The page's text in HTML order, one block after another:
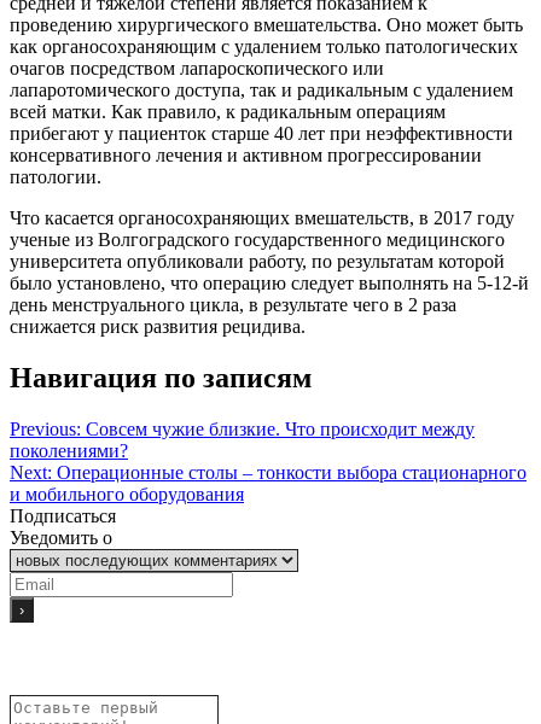
проведению хирургического вмешательства. Оно может быть
как органосохраняющим с удалением только патологических
очагов посредством лапароскопического или
лапаротомического доступа, так и радикальным с удалением
всей матки. Как правило, к радикальным операциям
прибегают у пациенток старше 40 лет при неэффективности
консервативного лечения и активном прогрессировании
патологии.
Что касается органосохраняющих вмешательств, в 2017 году
ученые из Волгоградского государственного медицинского
университета опубликовали работу, по результатам которой
было установлено, что операцию следует выполнять на 5-12-й
день менструального цикла, в результате чего в 2 раза
снижается риск развития рецидива.
Навигация по записям
Previous: Совсем чужие близкие. Что происходит между
поколениями?
Next: Операционные столы – тонкости выбора стационарного
и мобильного оборудования
Подписаться
Уведомить о